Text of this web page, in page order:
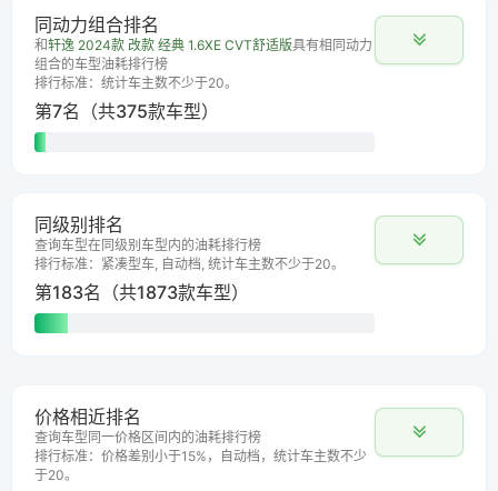
同动力组合排名
和轩逸 2024款 改款 经典 1.6XE CVT舒适版具有相同动力
组合的车型油耗排行榜
排行标准：统计车主数不少于20。
第7名（共375款车型）
同级别排名
查询车型在同级别车型内的油耗排行榜
排行标准：紧凑型车, 自动档, 统计车主数不少于20。
第183名（共1873款车型）
价格相近排名
查询车型同一价格区间内的油耗排行榜
排行标准：价格差别小于15%，自动档，统计车主数不少
于20。